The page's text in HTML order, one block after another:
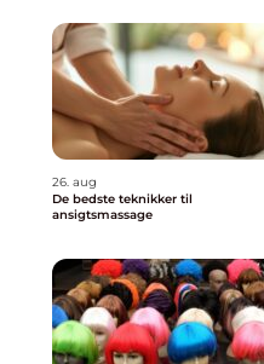
26. aug
De bedste teknikker til
ansigtsmassage